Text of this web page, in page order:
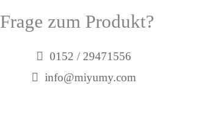
Frage zum Produkt?
0152 / 29471556
info@miyumy.com